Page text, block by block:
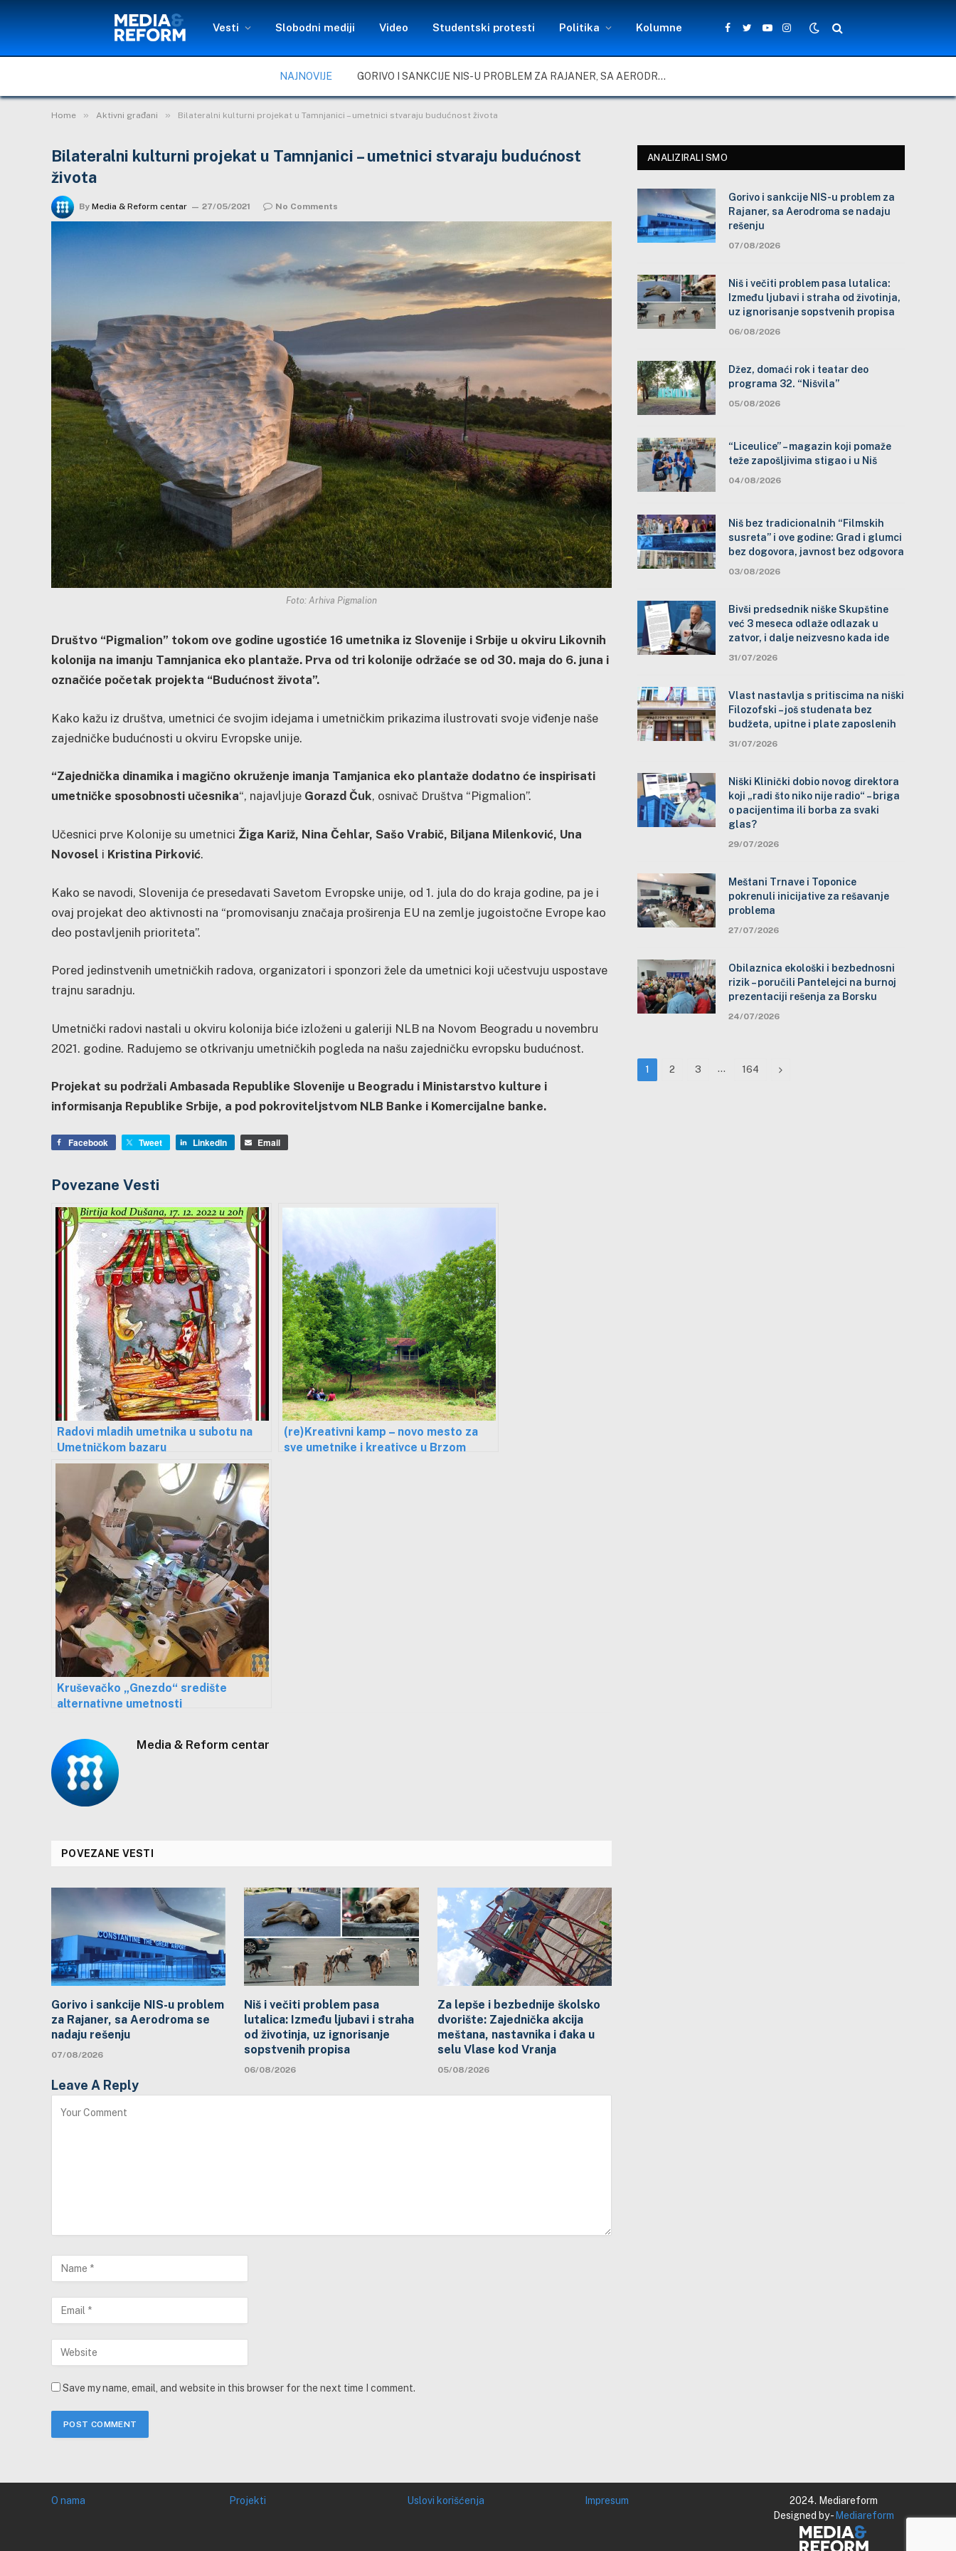
Vesti Slobodni mediji Video Studentski protesti Politika Kolumne
Facebook
TwitterYouTubeInstagram
NAJNOVIJE GORIVO I SANKCIJE NIS-U PROBLEM ZA RAJANER, SA AERODROMA SE NADAJU REŠENJU
Home » Aktivni građani » Bilateralni kulturni projekat u Tamnjanici – umetnici stvaraju budućnost života
Bilateralni kulturni projekat u Tamnjanici – umetnici stvaraju budućnost
života
By Media & Reform centar 27/05/2021 No Comments
Foto: Arhiva Pigmalion
Društvo “Pigmalion” tokom ove godine ugostiće 16 umetnika iz Slovenije i Srbije u okviru Likovnih
kolonija na imanju Tamnjanica eko plantaže. Prva od tri kolonije održaće se od 30. maja do 6. juna i
označiće početak projekta “Budućnost života”.
Kako kažu iz društva, umetnici će svojim idejama i umetničkim prikazima ilustrovati svoje viđenje naše
zajedničke budućnosti u okviru Evropske unije.
“Zajednička dinamika i magično okruženje imanja Tamjanica eko plantaže dodatno će inspirisati
umetničke sposobnosti učesnika“, najavljuje Gorazd Čuk, osnivač Društva “Pigmalion”.
Učesnici prve Kolonije su umetnici Žiga Kariž, Nina Čehlar, Sašo Vrabič, Biljana Milenković, Una
Novosel i Kristina Pirković.
Kako se navodi, Slovenija će presedavati Savetom Evropske unije, od 1. jula do do kraja godine, pa je i
ovaj projekat deo aktivnosti na “promovisanju značaja proširenja EU na zemlje jugoistočne Evrope kao
deo postavljenih prioriteta”.
Pored jedinstvenih umetničkih radova, organizatori i sponzori žele da umetnici koji učestvuju uspostave
trajnu saradnju.
Umetnički radovi nastali u okviru kolonija biće izloženi u galeriji NLB na Novom Beogradu u novembru
2021. godine. Radujemo se otkrivanju umetničkih pogleda na našu zajedničku evropsku budućnost.
Projekat su podržali Ambasada Republike Slovenije u Beogradu i Ministarstvo kulture i
informisanja Republike Srbije, a pod pokroviteljstvom NLB Banke i Komercijalne banke.
Facebook Tweet LinkedIn Email
Povezane Vesti
Radovi mladih umetnika u subotu na
Umetničkom bazaru
(re)Kreativni kamp – novo mesto za
sve umetnike i kreativce u Brzom
Kruševačko „Gnezdo“ središte
alternativne umetnosti
Media & Reform centar
POVEZANE VESTI
Gorivo i sankcije NIS-u problem
za Rajaner, sa Aerodroma se
nadaju rešenju
07/08/2026
Niš i večiti problem pasa
lutalica: Između ljubavi i straha
od životinja, uz ignorisanje
sopstvenih propisa
06/08/2026
Za lepše i bezbednije školsko
dvorište: Zajednička akcija
meštana, nastavnika i đaka u
selu Vlase kod Vranja
05/08/2026
Leave A Reply
Save my name, email, and website in this browser for the next time I comment.
ANALIZIRALI SMO
Gorivo i sankcije NIS-u problem za
Rajaner, sa Aerodroma se nadaju
rešenju
07/08/2026
Niš i večiti problem pasa lutalica:
Između ljubavi i straha od životinja,
uz ignorisanje sopstvenih propisa
06/08/2026
Džez, domaći rok i teatar deo
programa 32. “Nišvila”
05/08/2026
“Liceulice” – magazin koji pomaže
teže zapošljivima stigao i u Niš
04/08/2026
Niš bez tradicionalnih “Filmskih
susreta” i ove godine: Grad i glumci
bez dogovora, javnost bez odgovora
03/08/2026
Bivši predsednik niške Skupštine
već 3 meseca odlaže odlazak u
zatvor, i dalje neizvesno kada ide
31/07/2026
Vlast nastavlja s pritiscima na niški
Filozofski – još studenata bez
budžeta, upitne i plate zaposlenih
31/07/2026
Niški Klinički dobio novog direktora
koji „radi što niko nije radio“ – briga
o pacijentima ili borba za svaki
glas?
29/07/2026
Meštani Trnave i Toponice
pokrenuli inicijative za rešavanje
problema
27/07/2026
Obilaznica ekološki i bezbednosni
rizik – poručili Pantelejci na burnoj
prezentaciji rešenja za Borsku
24/07/2026
1 2 3 … 164 Next
O nama Projekti Uslovi korišćenja Impresum
2024. Mediareform
Designed by - Mediareform